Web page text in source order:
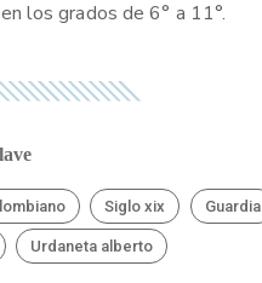
los grados de 6° a 11°.
Siglo xix Guardia
Urdaneta alberto